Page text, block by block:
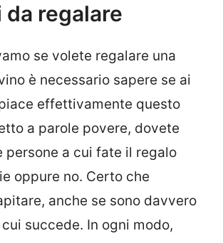
regalare
se volete regalare una
è necessario sapere se ai
effettivamente questo
a parole povere, dovete
persone a cui fate il regalo
oppure no. Certo che
anche se sono davvero
succede. In ogni modo,